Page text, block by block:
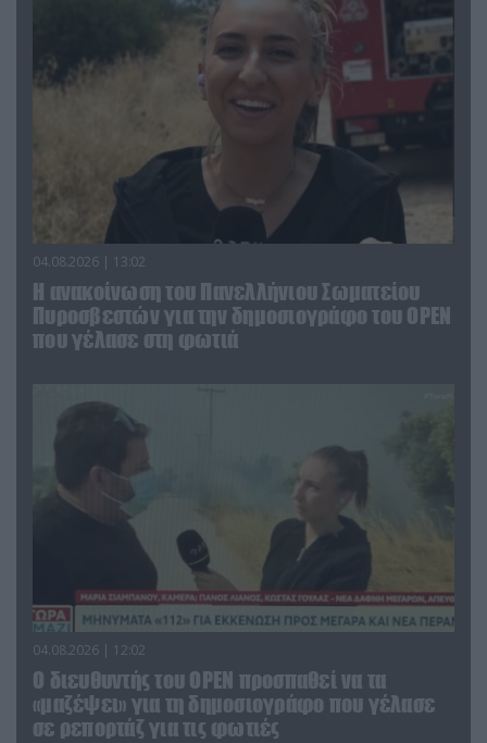
04.08.2026 | 13:02
Η ανακοίνωση του Πανελλήνιου Σωματείου
Πυροσβεστών για την δημοσιογράφο του OPEN
που γέλασε στη φωτιά
04.08.2026 | 12:02
O διευθυντής του OPEN προσπαθεί να τα
«μαζέψει» για τη δημοσιογράφο που γέλασε
σε ρεπορτάζ για τις φωτιές